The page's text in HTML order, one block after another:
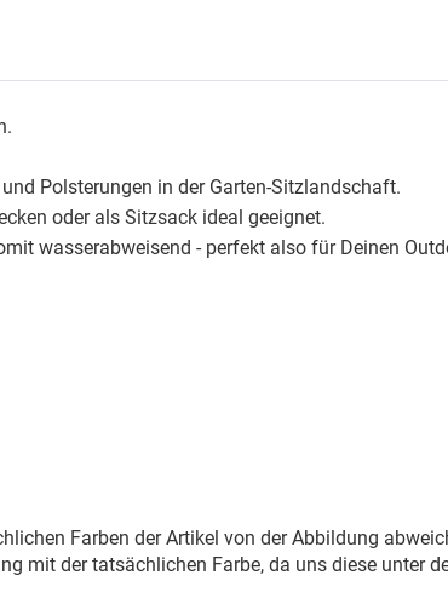
Polsterungen in der Garten-Sitzlandschaft.
oder als Sitzsack ideal geeignet.
wasserabweisend - perfekt also für Deinen
Farben der Artikel von der Abbildung
mit der tatsächlichen Farbe, da uns diese unter